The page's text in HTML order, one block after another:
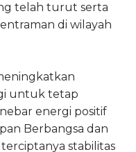
telah turut serta
di wilayah
untuk tetap
energi positif
Berbangsa dan
stabilitas